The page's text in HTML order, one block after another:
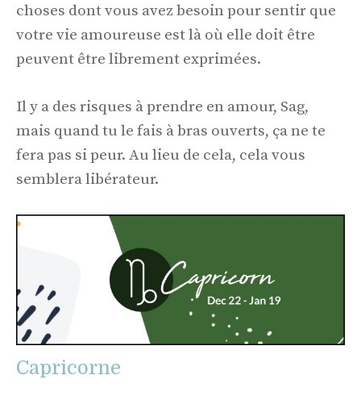
choses dont vous avez besoin pour sentir que
votre vie amoureuse est là où elle doit être
peuvent être librement exprimées.
Il y a des risques à prendre en amour, Sag,
mais quand tu le fais à bras ouverts, ça ne te
fera pas si peur. Au lieu de cela, cela vous
semblera libérateur.
Capricorne